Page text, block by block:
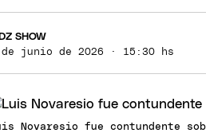
SHOW
junio de 2026 · 15:30 hs
Novaresio fue contundente